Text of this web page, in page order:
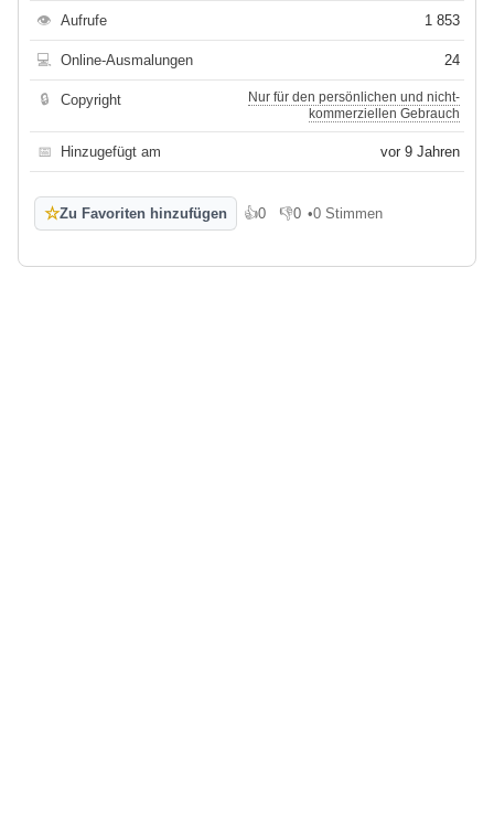
👁 Aufrufe 1 853
💻 Online-Ausmalungen 24
🔒 Copyright
Nur für den persönlichen und nicht-
kommerziellen Gebrauch
📅 Hinzugefügt am vor 9 Jahren
☆Zu Favoriten hinzufügen 👍0
Gefällt mir
👎0
Gefällt mir nicht
•0 Stimmen